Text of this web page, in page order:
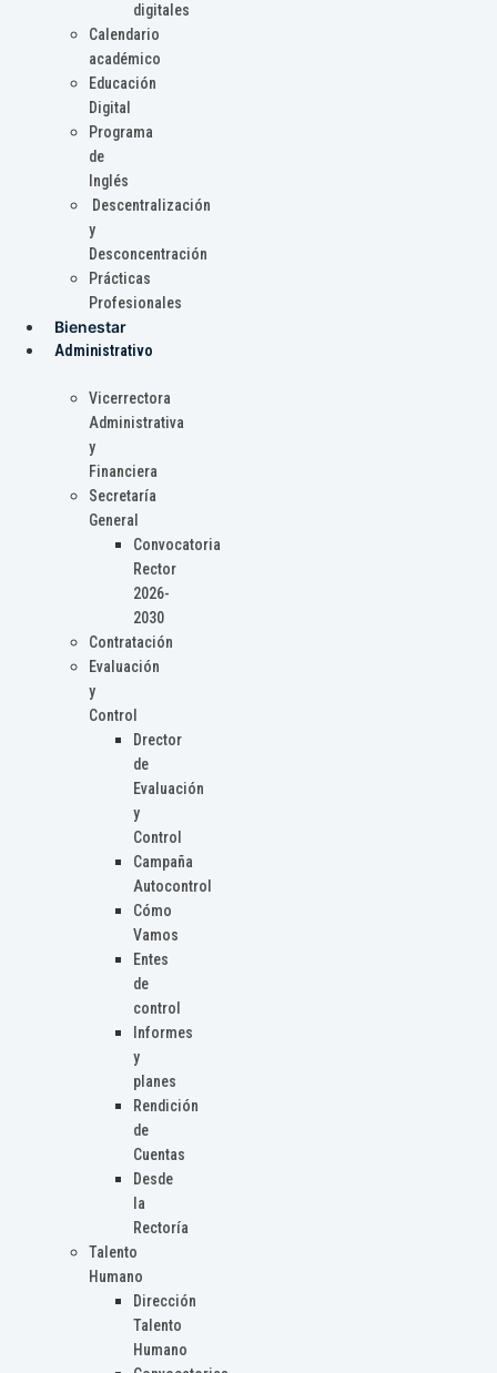
digitales
Calendario
académico
Educación
Digital
Programa
de
Inglés
Descentralización
y
Desconcentración
Prácticas
Profesionales
Bienestar
Administrativo
Vicerrectora
Administrativa
y
Financiera
Secretaría
General
Convocatoria
Rector
2026-
2030
Contratación
Evaluación
y
Control
Drector
de
Evaluación
y
Control
Campaña
Autocontrol
Cómo
Vamos
Entes
de
control
Informes
y
planes
Rendición
de
Cuentas
Desde
la
Rectoría
Talento
Humano
Dirección
Talento
Humano